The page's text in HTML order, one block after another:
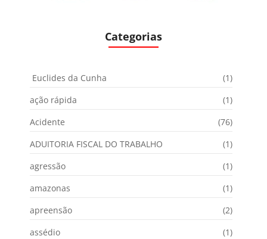
Categorias
Euclides da Cunha
(1)
ação rápida
(1)
Acidente
(76)
ADUITORIA FISCAL DO TRABALHO
(1)
agressão
(1)
amazonas
(1)
apreensão
(2)
assédio
(1)